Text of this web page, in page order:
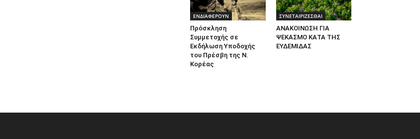
ΕΝΔΙΑΦΕΡΟΥΝ
Πρόσκληση
Συμμετοχής σε
Εκδήλωση Υποδοχής
του Πρέσβη της Ν.
Κορέας
ΣΥΝΕΤΑΙΡΙΖΕΣΘΑΙ
ΑΝΑΚΟΙΝΩΣΗ ΓΙΑ
ΨΕΚΑΣΜΟ ΚΑΤΑ ΤΗΣ
ΕΥΔΕΜΙΔΑΣ